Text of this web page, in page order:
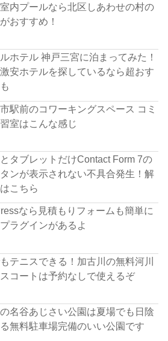
内プールなら北区しあわせの村の
おすすめ！
ホテル 神戸三宮に泊まってみた！
安ホテルを探しているなら超おす
駅前のコワーキングスペース コミ
室はこんな感じ
タブレットだけContact Form 7の
ンが表示されない不具合発生！解
こちら
なら見積もりフォームも簡単に
ラグインがあるよ
テニスできる！加古川の無料河川
コートは予約なしで使えるぞ
名谷あじさい公園は夏場でも日陰
無料駐車場完備のいい公園です